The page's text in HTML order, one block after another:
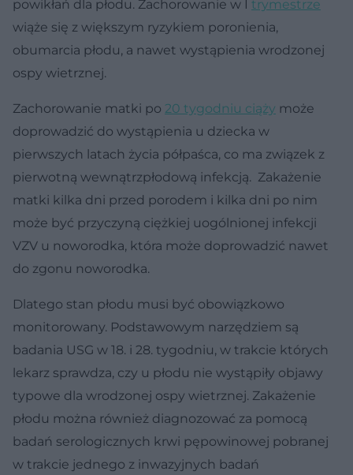
powikłań dla płodu. Zachorowanie w I trymestrze
wiąże się z większym ryzykiem poronienia,
obumarcia płodu, a nawet wystąpienia wrodzonej
ospy wietrznej.
Zachorowanie matki po 20 tygodniu ciąży może
doprowadzić do wystąpienia u dziecka w
pierwszych latach życia półpaśca, co ma związek z
pierwotną wewnątrzpłodową infekcją. Zakażenie
matki kilka dni przed porodem i kilka dni po nim
może być przyczyną ciężkiej uogólnionej infekcji
VZV u noworodka, która może doprowadzić nawet
do zgonu noworodka.
Dlatego stan płodu musi być obowiązkowo
monitorowany. Podstawowym narzędziem są
badania USG w 18. i 28. tygodniu, w trakcie których
lekarz sprawdza, czy u płodu nie wystąpiły objawy
typowe dla wrodzonej ospy wietrznej. Zakażenie
płodu można również diagnozować za pomocą
badań serologicznych krwi pępowinowej pobranej
w trakcie jednego z inwazyjnych badań